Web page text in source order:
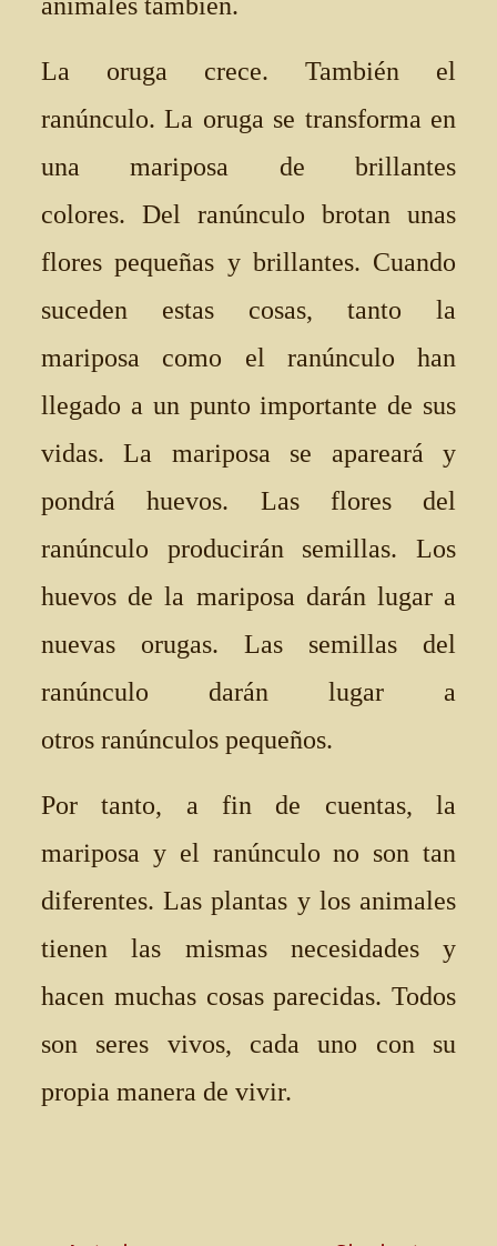
La oruga crece. También el
ranúnculo. La oruga se transforma en
una mariposa de brillantes
colores. Del ranúnculo brotan unas
flores pequeñas y brillantes. Cuando
suceden estas cosas, tanto la
mariposa como el ranúnculo han
llegado a un punto importante de sus
vidas. La mariposa se apareará y
pondrá huevos. Las flores del
ranúnculo producirán semillas. Los
huevos de la mariposa darán lugar a
nuevas orugas. Las semillas del
ranúnculo darán lugar a
otros ranúnculos pequeños.
Por tanto, a fin de cuentas, la
mariposa y el ranúnculo no son tan
diferentes. Las plantas y los animales
tienen las mismas necesidades y
hacen muchas cosas parecidas. Todos
son seres vivos, cada uno con su
propia manera de vivir.